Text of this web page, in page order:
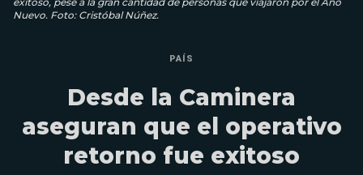
Nuevo. Foto: Cristóbal Núñez.
PAÍS
Desde la Caminera
aseguran que el operativo
retorno fue exitoso